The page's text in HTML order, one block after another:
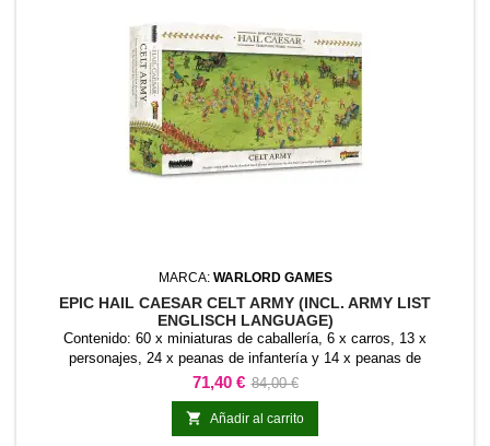
MARCA: WARLORD GAMES
EPIC HAIL CAESAR CELT ARMY (INCL. ARMY LIST
ENGLISCH LANGUAGE)
Contenido: 60 x miniaturas de caballería, 6 x carros, 13 x
personajes, 24 x peanas de infantería y 14 x peanas de
hostigadores.Epic Hail Caesar Celt Army (incl. Army List Englisch
language) reúne una selección de miniaturas y componentes para
comenzar o ampliar una colección de Hail Caesar - EPIC Battles. El
contenido está planteado como una base...
Precio
71,40 € Precio
base
84,00 €
 Añadir al carrito